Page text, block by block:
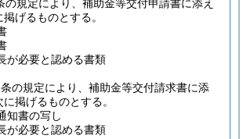
の規定により、補助金等交付申請書に添え
げるものとする。
が必要と認める書類
の規定により、補助金等交付請求書に添
掲げるものとする。
知書の写し
が必要と認める書類